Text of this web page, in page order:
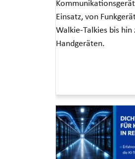
Einsatz, von
Walkie-Talkies bis hin
Handgeräten.